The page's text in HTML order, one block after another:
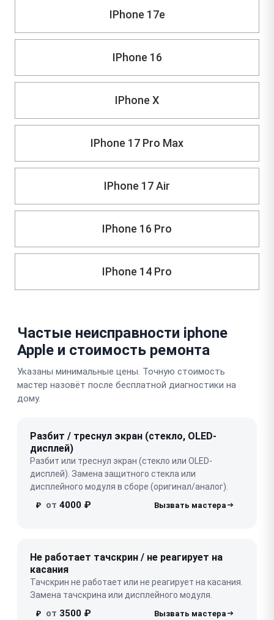
IPhone 17e
IPhone 16
IPhone X
IPhone 17 Pro Max
IPhone 17 Air
IPhone 16 Pro
IPhone 14 Pro
Частые неисправности iphone
Apple и стоимость ремонта
Указаны минимальные цены. Точную стоимость
мастер назовёт после бесплатной диагностики на
дому.
Разбит / треснул экран (стекло, OLED-
дисплей)
Разбит или треснул экран (стекло или OLED-
дисплей). Замена защитного стекла или
дисплейного модуля в сборе (оригинал/аналог).
₽ от 4000 ₽
Не работает тачскрин / не реагирует на
касания
Тачскрин не работает или не реагирует на касания.
Замена тачскрина или дисплейного модуля.
₽ от 3500 ₽